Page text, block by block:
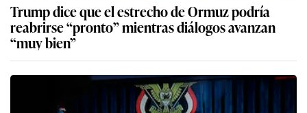
Trump dice que el estrecho de Ormuz podría
reabrirse “pronto” mientras diálogos avanzan
“muy bien”